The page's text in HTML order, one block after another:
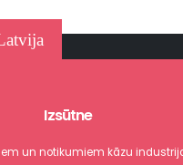
Izsūtne
un notikumiem kāzu